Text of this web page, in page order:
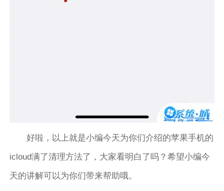
好啦，以上就是小编今天为你们介绍的苹果手机的
icloud满了清理方法了，大家看明白了吗？希望小编今
天的讲解可以为你们带来帮助哦。